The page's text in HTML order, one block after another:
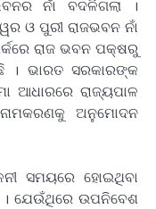
ନାଁ ବଦଳିଗଲା ।
ଓ ପୁରୀ ରାଜଭବନ ନାଁ
ରାଜ ଭବନ ପକ୍ଷରୁ
। ଭାରତ ସରକାରଙ୍କ
ଆଧାରରେ ରାଜ୍ୟପାଳ
ଅନୁମୋଦନ
ସମୟରେ ହୋଇଥିବା
ଯେଉଁଥିରେ ଉପନିବେଶ